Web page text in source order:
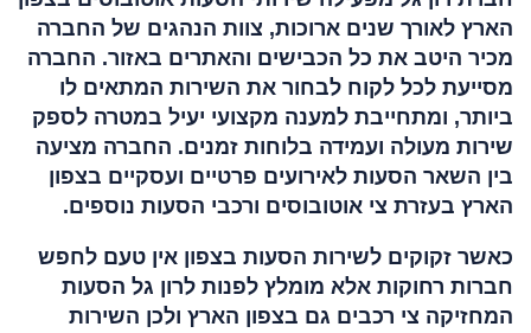
הארץ לאורך שנים ארוכות, צוות הנהגים של החברה
מכיר היטב את כל הכבישים והאתרים באזור. החברה
מסייעת לכל לקוח לבחור את השירות המתאים לו
ביותר, ומתחייבת למענה מקצועי יעיל במטרה לספק
שירות מעולה ועמידה בלוחות זמנים. החברה מציעה
בין השאר הסעות לאירועים פרטיים ועסקיים בצפון
הארץ בעזרת צי אוטובוסים ורכבי הסעות נוספים.
כאשר זקוקים לשירות הסעות בצפון אין טעם לחפש
חברות רחוקות אלא מומלץ לפנות לרון גל הסעות
המחזיקה צי רכבים גם בצפון הארץ ולכן השירות